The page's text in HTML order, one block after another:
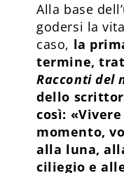
Alla base
godersi la
caso, la
termine,
Racconti del
dello
così:
momento,
alla luna,
ciliegio e